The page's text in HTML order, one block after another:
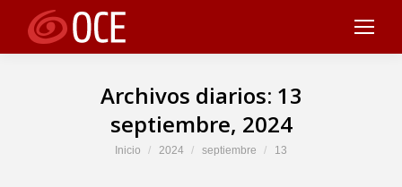
Archivos diarios: 13
septiembre, 2024
Estás aquí:
Inicio 2024 septiembre 13